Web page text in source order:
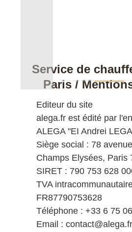
Service de
Paris /
Editeur du site
alega.fr est édité par
ALEGA "EI Andrei
Siège social : 78
Champs Elysées, Paris
SIRET : 790 753 628
TVA
FR87790753628
Téléphone : +33 6 75
Email : contact@alega.fr